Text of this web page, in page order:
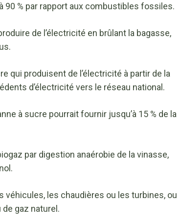
90 % par rapport aux combustibles fossiles.
de l’électricité en brûlant la bagasse,
qui produisent de l’électricité à partir de la
d’électricité vers le réseau national.
à sucre pourrait fournir jusqu’à 15 % de la
par digestion anaérobie de la vinasse,
les chaudières ou les turbines, ou
gaz naturel.